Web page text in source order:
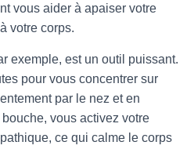
vous aider à apaiser votre
votre corps.
exemple, est un outil puissant.
pour vous concentrer sur
par le nez et en
vous activez votre
ce qui calme le corps